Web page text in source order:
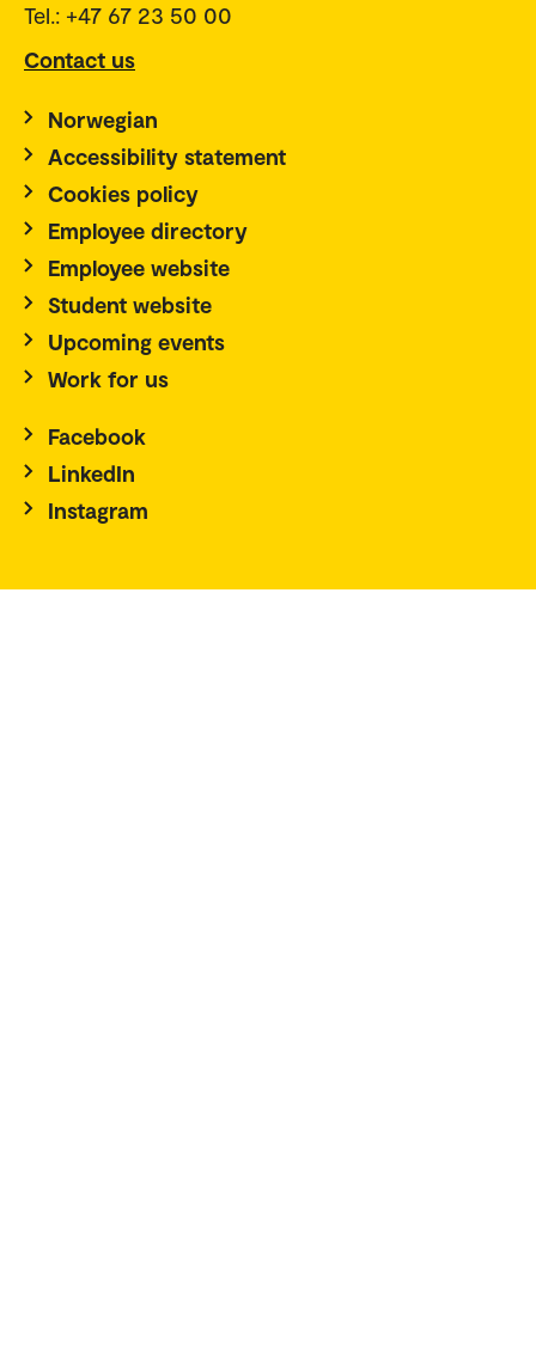
Tel.: +47 67 23 50 00
Contact us
Norwegian
Accessibility statement
Cookies policy
Employee directory
Employee website
Student website
Upcoming events
Work for us
Facebook
LinkedIn
Instagram